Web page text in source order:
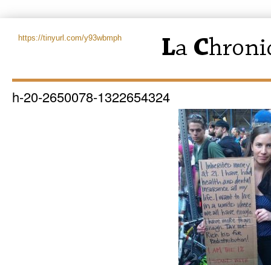
https://tinyurl.com/y93wbmph
h-20-2650078-1322654324